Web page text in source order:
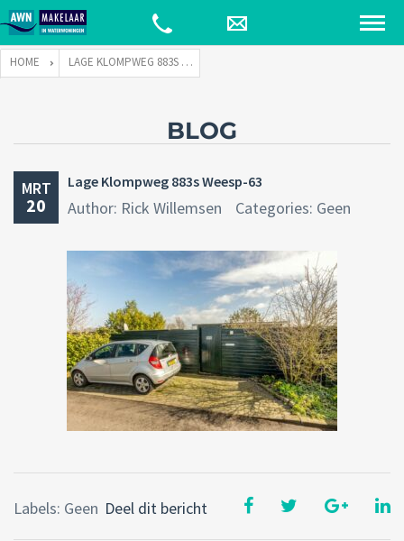
HOME LAGE KLOMPWEG 883S WEESP-63
BLOG
MRT
20
Lage Klompweg 883s Weesp-63
Author: Rick Willemsen Categories: Geen
Deel dit bericht
Labels: Geen